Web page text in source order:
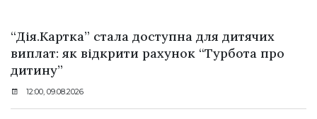
“Дія.Картка” стала доступна для дитячих
виплат: як відкрити рахунок “Турбота про
дитину”
12:00, 09.08.2026